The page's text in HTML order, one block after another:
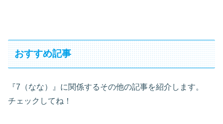
おすすめ記事
『7（なな）』に関係するその他の記事を紹介します。
チェックしてね！